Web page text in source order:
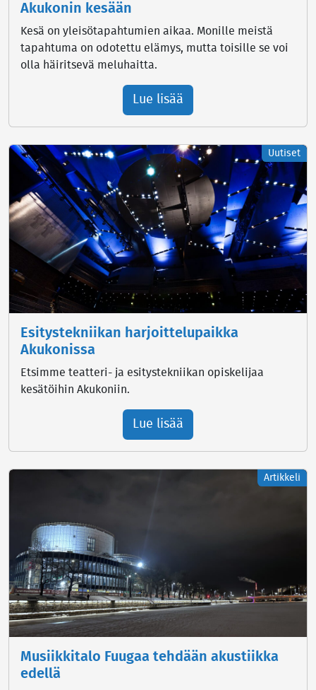
Akukonin kesään
Kesä on yleisötapahtumien aikaa. Monille meistä
tapahtuma on odotettu elämys, mutta toisille se voi
olla häiritsevä meluhaitta.
Lue lisää
Uutiset
Esitystekniikan harjoittelupaikka
Akukonissa
Etsimme teatteri- ja esitystekniikan opiskelijaa
kesätöihin Akukoniin.
Lue lisää
Artikkeli
Musiikkitalo Fuugaa tehdään akustiikka
edellä